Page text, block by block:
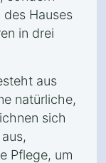
Hauses
in drei
aus
natürliche,
sich
Pflege, um